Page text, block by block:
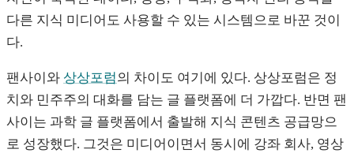
다른 지식 미디어도 사용할 수 있는 시스템으로 바꾼 것이
다.
팬사이와 상상포럼의 차이도 여기에 있다. 상상포럼은 정
치와 민주주의 대화를 담는 글 플랫폼에 더 가깝다. 반면 팬
사이는 과학 글 플랫폼에서 출발해 지식 콘텐츠 공급망으
로 성장했다. 그것은 미디어이면서 동시에 강좌 회사, 영상